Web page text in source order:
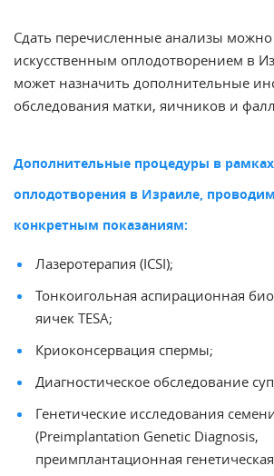
Сдать перечисленные анализы
искусственным оплодотворением в
может назначить дополнительные
обследования матки, яичников и
Дополнительные процедуры в рамках
оплодотворения в Израиле,
конкретным показаниям:
Лазеротерапия (ICSI);
Тонкоигольная аспирационная
яичек TESA;
Криоконсервация спермы;
Диагностическое обследование
Генетические исследования
(Preimplantation Genetic Diagnosis,
преимплантационная